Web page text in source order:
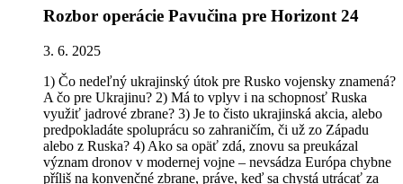
Rozbor operácie Pavučina pre Horizont 24
3. 6. 2025
1) Čo nedeľný ukrajinský útok pre Rusko vojensky znamená?
A čo pre Ukrajinu? 2) Má to vplyv i na schopnosť Ruska
využiť jadrové zbrane? 3) Je to čisto ukrajinská akcia, alebo
predpokladáte spoluprácu so zahraničím, či už zo Západu
alebo z Ruska? 4) Ako sa opäť zdá, znovu sa preukázal
význam dronov v modernej vojne – nevsádza Európa chybne
příliš na konvenčné zbrane, práve, keď sa chystá utrácať za